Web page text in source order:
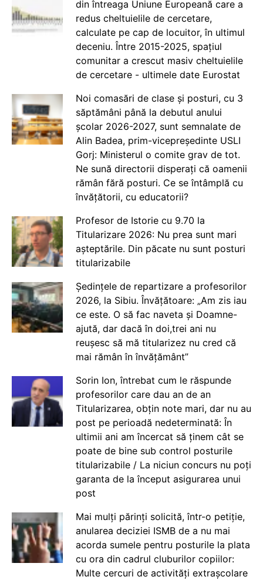
din întreaga Uniune Europeană care a
redus cheltuielile de cercetare,
calculate pe cap de locuitor, în ultimul
deceniu. Între 2015-2025, spațiul
comunitar a crescut masiv cheltuielile
de cercetare - ultimele date Eurostat
Noi comasări de clase și posturi, cu 3
săptămâni până la debutul anului
școlar 2026-2027, sunt semnalate de
Alin Badea, prim-vicepreședinte USLI
Gorj: Ministerul o comite grav de tot.
Ne sună directorii disperați că oamenii
rămân fără posturi. Ce se întâmplă cu
învățătorii, cu educatorii?
Profesor de Istorie cu 9.70 la
Titularizare 2026: Nu prea sunt mari
așteptările. Din păcate nu sunt posturi
titularizabile
Ședințele de repartizare a profesorilor
2026, la Sibiu. Învățătoare: „Am zis iau
ce este. O să fac naveta și Doamne-
ajută, dar dacă în doi,trei ani nu
reușesc să mă titularizez nu cred că
mai rămân în învățământ”
Sorin Ion, întrebat cum le răspunde
profesorilor care dau an de an
Titularizarea, obțin note mari, dar nu au
post pe perioadă nedeterminată: În
ultimii ani am încercat să ținem cât se
poate de bine sub control posturile
titularizabile / La niciun concurs nu poți
garanta de la început asigurarea unui
post
Mai mulți părinți solicită, într-o petiție,
anularea deciziei ISMB de a nu mai
acorda sumele pentru posturile la plata
cu ora din cadrul cluburilor copiilor:
Multe cercuri de activități extrașcolare